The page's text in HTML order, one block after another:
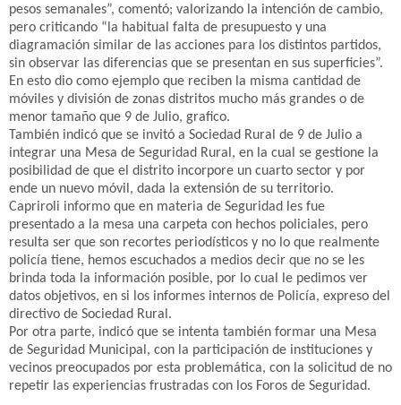
pesos semanales”, comentó; valorizando la intención de cambio,
pero criticando “la habitual falta de presupuesto y una
diagramación similar de las acciones para los distintos partidos,
sin observar las diferencias que se presentan en sus superficies”.
En esto dio como ejemplo que reciben la misma cantidad de
móviles y división de zonas distritos mucho más grandes o de
menor tamaño que 9 de Julio, grafico.
También indicó que se invitó a Sociedad Rural de 9 de Julio a
integrar una Mesa de Seguridad Rural, en la cual se gestione la
posibilidad de que el distrito incorpore un cuarto sector y por
ende un nuevo móvil, dada la extensión de su territorio.
Capriroli informo que en materia de Seguridad les fue
presentado a la mesa una carpeta con hechos policiales, pero
resulta ser que son recortes periodísticos y no lo que realmente
policía tiene, hemos escuchados a medios decir que no se les
brinda toda la información posible, por lo cual le pedimos ver
datos objetivos, en si los informes internos de Policía, expreso del
directivo de Sociedad Rural.
Por otra parte, indicó que se intenta también formar una Mesa
de Seguridad Municipal, con la participación de instituciones y
vecinos preocupados por esta problemática, con la solicitud de no
repetir las experiencias frustradas con los Foros de Seguridad.